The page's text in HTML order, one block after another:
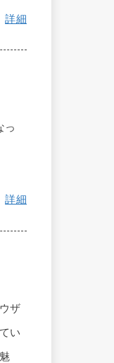
詳細
っ
詳細
ザ
い